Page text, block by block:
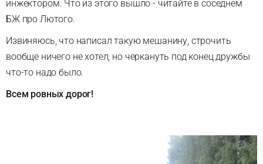
инжектором. Что из этого вышло - читайте в соседнем
БЖ про Лютого.
Извиняюсь, что написал такую мешанину, строчить
вообще ничего не хотел, но черкануть под конец дружбы
что-то надо было.
Всем ровных дорог!